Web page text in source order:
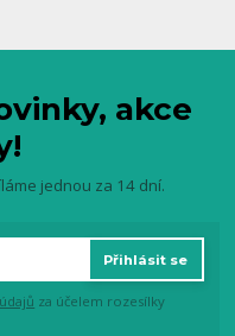
akce
jednou za 14 dní.
Přihlásit se
za účelem rozesílky